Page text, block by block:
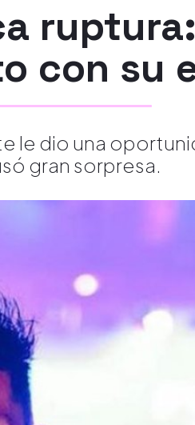
con su
le dio una
gran sorpresa.